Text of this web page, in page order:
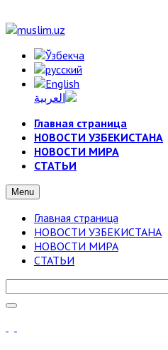
Главная страница
НОВОСТИ УЗБЕКИСТАНА
НОВОСТИ МИРА
СТАТЬИ
Menu
Главная страница
НОВОСТИ УЗБЕКИСТАНА
НОВОСТИ МИРА
СТАТЬИ